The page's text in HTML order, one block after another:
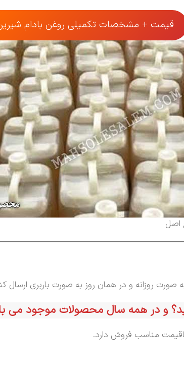
قیمت + مشخصات تکمیلی روغن بادام
اصل
روزانه و در همان روز به صورت باربری ارسال
مناسب فروش دارد.